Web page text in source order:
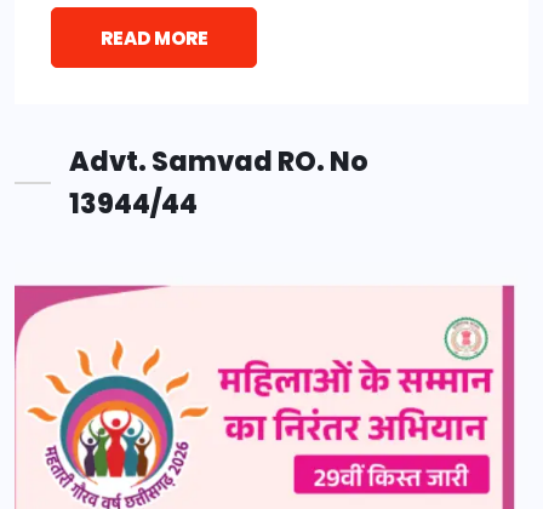
READ MORE
Advt. Samvad RO. No
13944/44